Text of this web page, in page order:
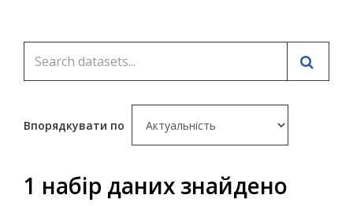
Впорядкувати по
1 набір даних знайдено